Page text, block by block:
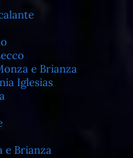
e Brianza
Iglesias
e Brianza